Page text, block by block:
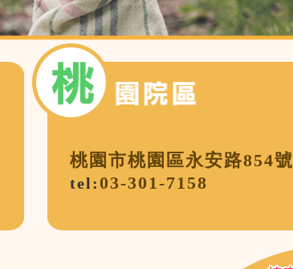
桃園市桃園區永安路854號
tel: 03-301-7158